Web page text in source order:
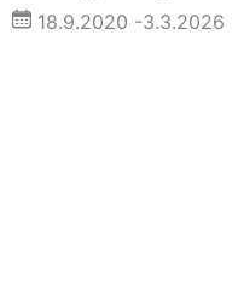
18.9.2020 -3.3.2026